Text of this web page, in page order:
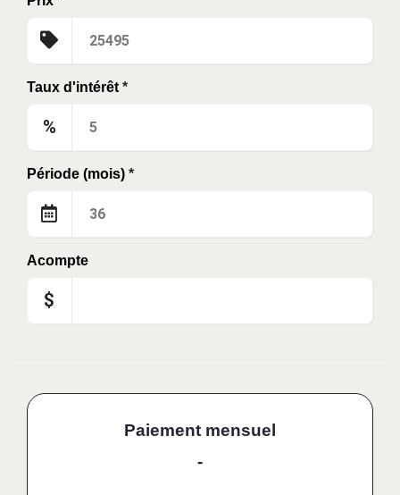
Taux d'intérêt *
%
Période (mois) *
Acompte
$
Paiement mensuel
-